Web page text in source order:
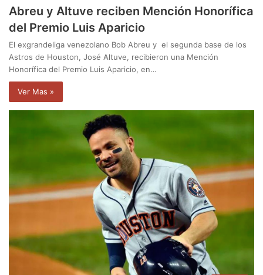
Abreu y Altuve reciben Mención Honorífica
del Premio Luis Aparicio
El exgrandeliga venezolano Bob Abreu y el segunda base de los
Astros de Houston, José Altuve, recibieron una Mención
Honorífica del Premio Luis Aparicio, en…
Ver Mas »